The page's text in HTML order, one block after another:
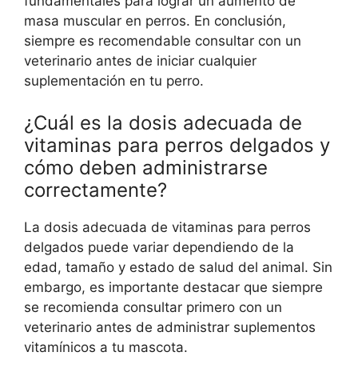
masa muscular en perros. En conclusión,
siempre es recomendable consultar con un
veterinario antes de iniciar cualquier
suplementación en tu perro.
¿Cuál es la dosis adecuada de
vitaminas para perros delgados y
cómo deben administrarse
correctamente?
La dosis adecuada de vitaminas para perros
delgados puede variar dependiendo de la
edad, tamaño y estado de salud del animal. Sin
embargo, es importante destacar que siempre
se recomienda consultar primero con un
veterinario antes de administrar suplementos
vitamínicos a tu mascota.